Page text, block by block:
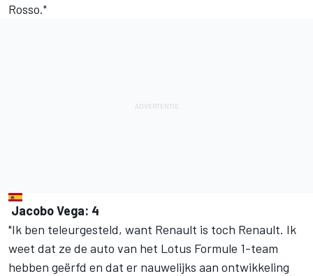
Rosso."
Jacobo Vega: 4
"Ik ben teleurgesteld, want Renault is toch Renault. Ik
weet dat ze de auto van het Lotus Formule 1-team
hebben geërfd en dat er nauwelijks aan ontwikkeling